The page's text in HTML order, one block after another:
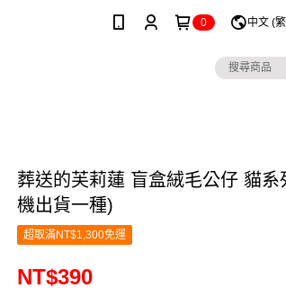
0 中文 (
葬送的芙莉蓮 盲盒絨毛公仔 貓系
機出貨一種)
超取滿NT$1,300免運
NT$390